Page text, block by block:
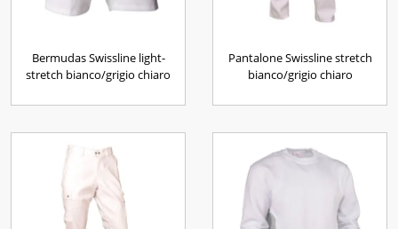
Bermudas Swissline light-
stretch bianco/grigio chiaro
Pantalone Swissline stretch
bianco/grigio chiaro